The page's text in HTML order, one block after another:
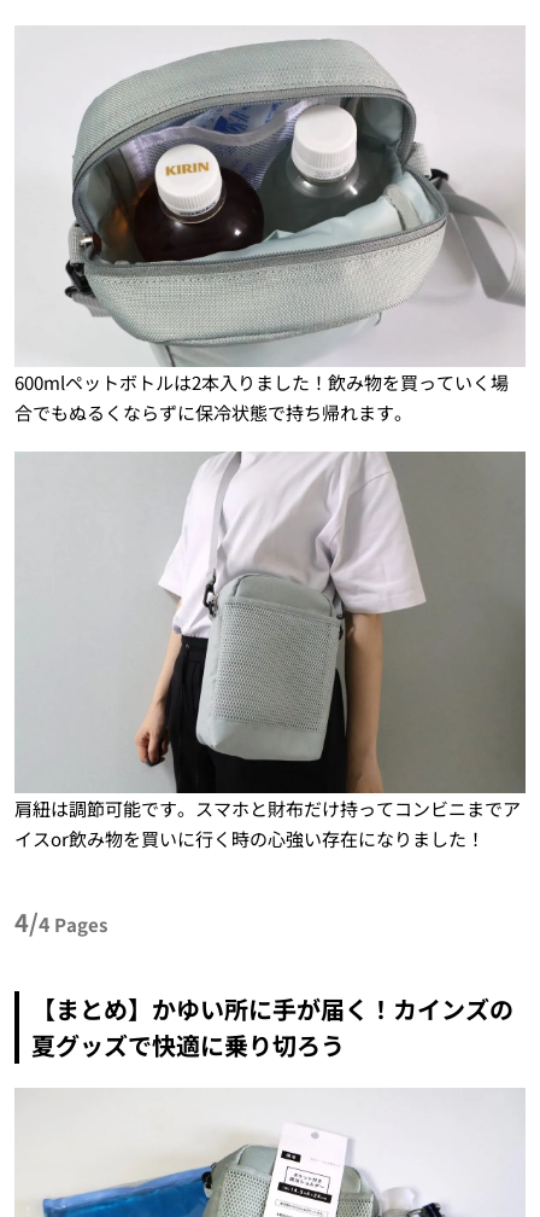
600mlペットボトルは2本入りました！飲み物を買っていく場
合でもぬるくならずに保冷状態で持ち帰れます。
肩紐は調節可能です。スマホと財布だけ持ってコンビニまでア
イスor飲み物を買いに行く時の心強い存在になりました！
4/4 Pages
【まとめ】かゆい所に手が届く！カインズの
夏グッズで快適に乗り切ろう